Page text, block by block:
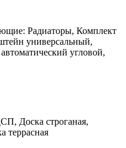
Радиаторы, Комплект
универсальный,
угловой,
Доска строганая,
террасная